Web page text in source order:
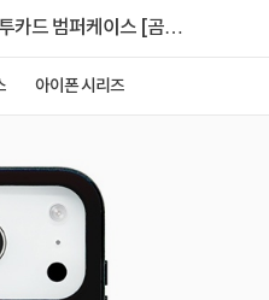
카드 범퍼케이스 [곰세
아이폰 시리즈